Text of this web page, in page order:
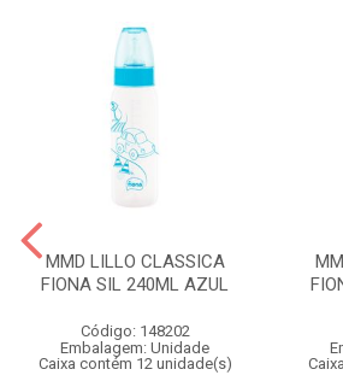
MMD LILLO CLASSICA
FIONA SIL 240ML AZUL
Código: 148202
Embalagem: Unidade
Caixa contém 12 unidade(s)